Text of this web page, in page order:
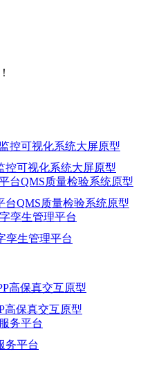
控可视化系统大屏原型
台QMS质量检验系统原型
孪生管理平台
高保真交互原型
务平台